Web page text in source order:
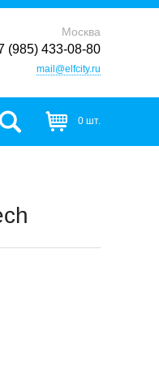
Москва
(985) 433-08-80
mail@elfcity.ru
0 шт.